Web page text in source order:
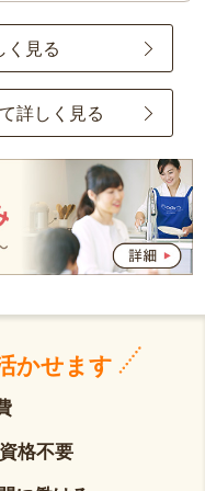
く見る
詳しく見る
かせます
格不要